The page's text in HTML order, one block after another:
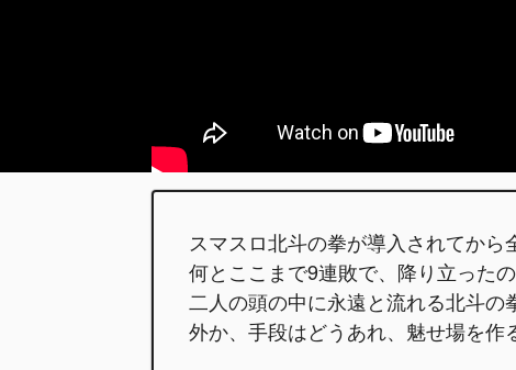
スマスロ北斗の拳が導入されてから
何とここまで9連敗で、降り立った
二人の頭の中に永遠と流れる北斗
外か、手段はどうあれ、魅せ場を作